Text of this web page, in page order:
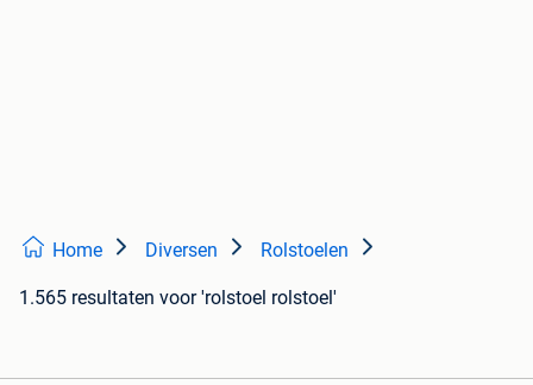
Home Diversen Rolstoelen
1.565 resultaten voor 'rolstoel rolstoel'